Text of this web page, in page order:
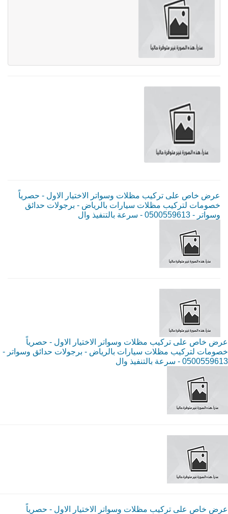
عرض خاص على تركيب مظلات وسواتر الاختيار الاول - حصرياً
خصومات لتركيب مظلات سيارات بالرياض - برجولات حدائق
وسواتر - 0500559613 - سرعة بالتنفيذ وال
عرض خاص على تركيب مظلات وسواتر الاختيار الاول - حصرياً
خصومات لتركيب مظلات سيارات بالرياض - برجولات حدائق وسواتر -
0500559613 - سرعة بالتنفيذ وال
عرض خاص على تركيب مظلات وسواتر الاختيار الاول - حصرياً